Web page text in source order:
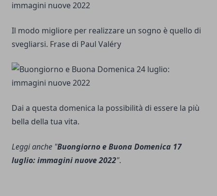
Il modo migliore per realizzare un sogno è quello di
svegliarsi. Frase di Paul Valéry
Dai a questa domenica la possibilità di essere la più
bella della tua vita.
Leggi anche "Buongiorno e Buona Domenica 17
luglio: immagini nuove 2022".